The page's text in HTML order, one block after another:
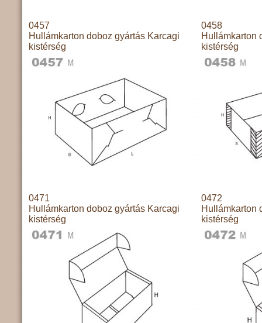
0457
Hullámkarton doboz gyártás Karcagi
kistérség
0458
Hullámkarton
kistérség
0471
Hullámkarton doboz gyártás Karcagi
kistérség
0472
Hullámkarton
kistérség